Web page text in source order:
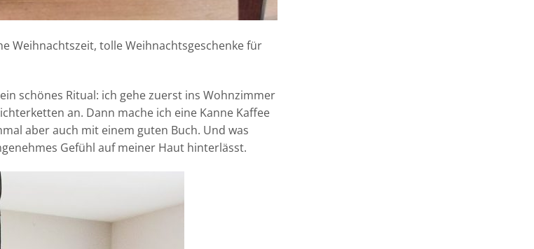
Weihnachtszeit, tolle Weihnachtsgeschenke für
schönes Ritual: ich gehe zuerst ins Wohnzimmer
an. Dann mache ich eine Kanne Kaffee
aber auch mit einem guten Buch. Und was
Gefühl auf meiner Haut hinterlässt.